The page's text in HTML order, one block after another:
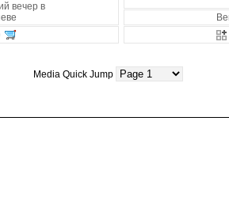
вечер в
Media Quick Jump